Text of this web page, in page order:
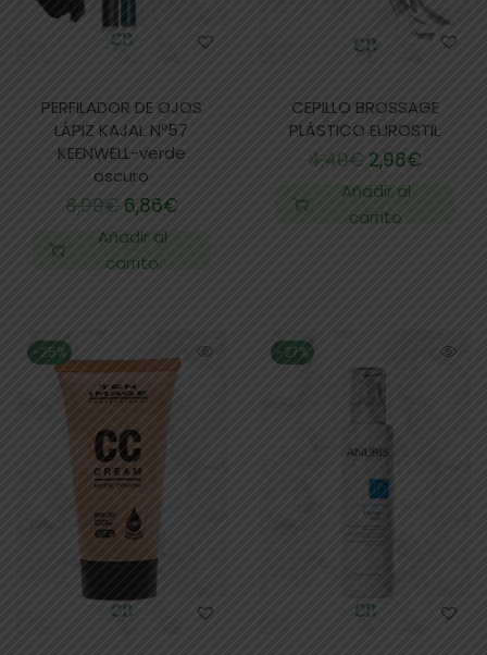
PERFILADOR DE OJOS
LÁPIZ KAJAL Nº57
KEENWELL-verde
oscuro
8,00€ 6,86€
Añadir al
carrito
CEPILLO BROSSAGE
PLÁSTICO EUROSTIL
4,40€2,98€
Añadir al
carrito
-25% -27%